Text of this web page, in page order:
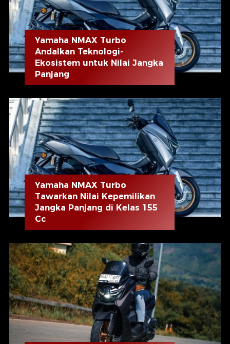
Yamaha NMAX Turbo
Andalkan Teknologi-
Ekosistem untuk Nilai Jangka
Panjang
Yamaha NMAX Turbo
Tawarkan Nilai Kepemilikan
Jangka Panjang di Kelas 155
Cc